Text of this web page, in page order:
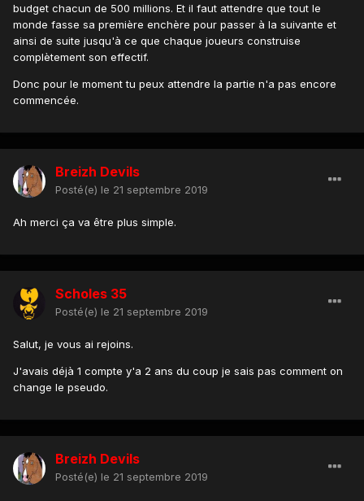
budget chacun de 500 millions. Et il faut attendre que tout le
monde fasse sa première enchère pour passer à la suivante et
ainsi de suite jusqu'à ce que chaque joueurs construise
complètement son effectif.
Donc pour le moment tu peux attendre la partie n'a pas encore
commencée.
Breizh Devils
Posté(e) le 21 septembre 2019
Ah merci ça va être plus simple.
Scholes 35
Posté(e) le 21 septembre 2019
Salut, je vous ai rejoins.
J'avais déjà 1 compte y'a 2 ans du coup je sais pas comment on
change le pseudo.
Breizh Devils
Posté(e) le 21 septembre 2019